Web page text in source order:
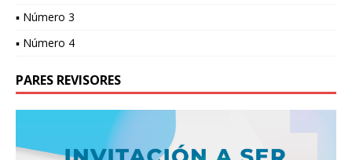
▪ Número 3
▪ Número 4
PARES REVISORES